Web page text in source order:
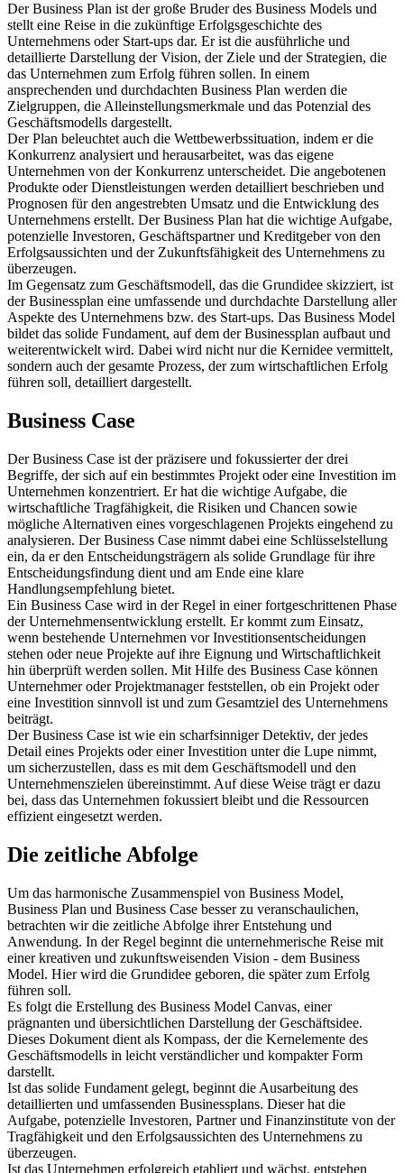
Der Business Plan ist der große Bruder des Business Models und
stellt eine Reise in die zukünftige Erfolgsgeschichte des
Unternehmens oder Start-ups dar. Er ist die ausführliche und
detaillierte Darstellung der Vision, der Ziele und der Strategien, die
das Unternehmen zum Erfolg führen sollen. In einem
ansprechenden und durchdachten Business Plan werden die
Zielgruppen, die Alleinstellungsmerkmale und das Potenzial des
Geschäftsmodells dargestellt.
Der Plan beleuchtet auch die Wettbewerbssituation, indem er die
Konkurrenz analysiert und herausarbeitet, was das eigene
Unternehmen von der Konkurrenz unterscheidet. Die angebotenen
Produkte oder Dienstleistungen werden detailliert beschrieben und
Prognosen für den angestrebten Umsatz und die Entwicklung des
Unternehmens erstellt. Der Business Plan hat die wichtige Aufgabe,
potenzielle Investoren, Geschäftspartner und Kreditgeber von den
Erfolgsaussichten und der Zukunftsfähigkeit des Unternehmens zu
überzeugen.
Im Gegensatz zum Geschäftsmodell, das die Grundidee skizziert, ist
der Businessplan eine umfassende und durchdachte Darstellung aller
Aspekte des Unternehmens bzw. des Start-ups. Das Business Model
bildet das solide Fundament, auf dem der Businessplan aufbaut und
weiterentwickelt wird. Dabei wird nicht nur die Kernidee vermittelt,
sondern auch der gesamte Prozess, der zum wirtschaftlichen Erfolg
führen soll, detailliert dargestellt.
Business Case
Der Business Case ist der präzisere und fokussierter der drei
Begriffe, der sich auf ein bestimmtes Projekt oder eine Investition im
Unternehmen konzentriert. Er hat die wichtige Aufgabe, die
wirtschaftliche Tragfähigkeit, die Risiken und Chancen sowie
mögliche Alternativen eines vorgeschlagenen Projekts eingehend zu
analysieren. Der Business Case nimmt dabei eine Schlüsselstellung
ein, da er den Entscheidungsträgern als solide Grundlage für ihre
Entscheidungsfindung dient und am Ende eine klare
Handlungsempfehlung bietet.
Ein Business Case wird in der Regel in einer fortgeschrittenen Phase
der Unternehmensentwicklung erstellt. Er kommt zum Einsatz,
wenn bestehende Unternehmen vor Investitionsentscheidungen
stehen oder neue Projekte auf ihre Eignung und Wirtschaftlichkeit
hin überprüft werden sollen. Mit Hilfe des Business Case können
Unternehmer oder Projektmanager feststellen, ob ein Projekt oder
eine Investition sinnvoll ist und zum Gesamtziel des Unternehmens
beiträgt.
Der Business Case ist wie ein scharfsinniger Detektiv, der jedes
Detail eines Projekts oder einer Investition unter die Lupe nimmt,
um sicherzustellen, dass es mit dem Geschäftsmodell und den
Unternehmenszielen übereinstimmt. Auf diese Weise trägt er dazu
bei, dass das Unternehmen fokussiert bleibt und die Ressourcen
effizient eingesetzt werden.
Die zeitliche Abfolge
Um das harmonische Zusammenspiel von Business Model,
Business Plan und Business Case besser zu veranschaulichen,
betrachten wir die zeitliche Abfolge ihrer Entstehung und
Anwendung. In der Regel beginnt die unternehmerische Reise mit
einer kreativen und zukunftsweisenden Vision - dem Business
Model. Hier wird die Grundidee geboren, die später zum Erfolg
führen soll.
Es folgt die Erstellung des Business Model Canvas, einer
prägnanten und übersichtlichen Darstellung der Geschäftsidee.
Dieses Dokument dient als Kompass, der die Kernelemente des
Geschäftsmodells in leicht verständlicher und kompakter Form
darstellt.
Ist das solide Fundament gelegt, beginnt die Ausarbeitung des
detaillierten und umfassenden Businessplans. Dieser hat die
Aufgabe, potenzielle Investoren, Partner und Finanzinstitute von der
Tragfähigkeit und den Erfolgsaussichten des Unternehmens zu
überzeugen.
Ist das Unternehmen erfolgreich etabliert und wächst, entstehen